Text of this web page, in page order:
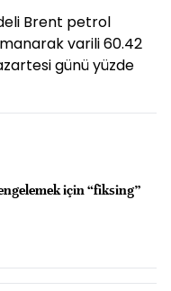
Brent petrol
varili 60.42
günü yüzde
için “fiksing”